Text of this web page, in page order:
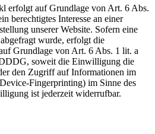
erfolgt auf Grundlage von Art. 6 Abs.
berechtigtes Interesse an einer
unserer Website. Sofern eine
wurde, erfolgt die
Grundlage von Art. 6 Abs. 1 lit. a
soweit die Einwilligung die
den Zugriff auf Informationen im
Fingerprinting) im Sinne des
ist jederzeit widerrufbar.